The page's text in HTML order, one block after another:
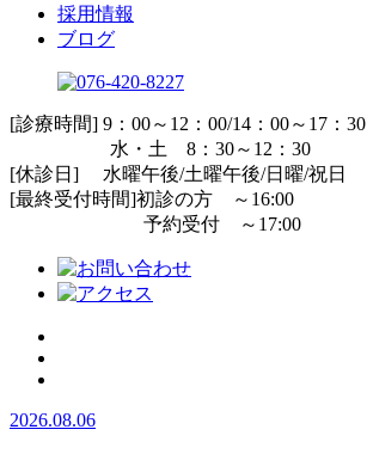
採用情報
ブログ
[診療時間] 9：00～12：00/14：00～17：30
水・土 8：30～12：30
[休診日] 水曜午後/土曜午後/日曜/祝日
[最終受付時間]初診の方 ～16:00
予約受付 ～17:00
2026.08.06